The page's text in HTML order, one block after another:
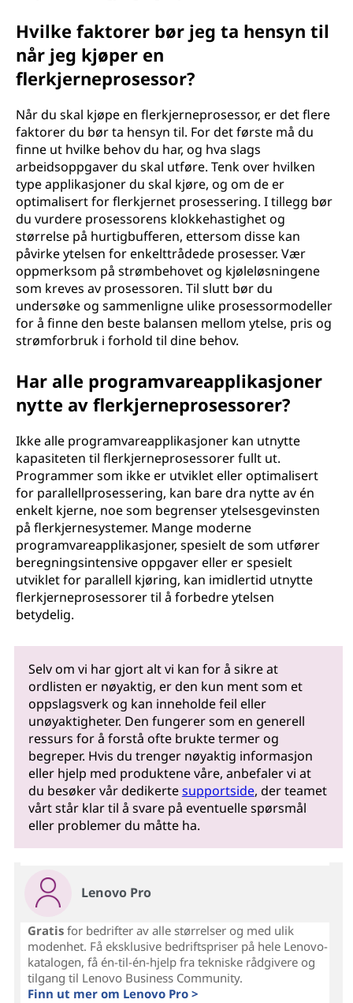
Hvilke faktorer bør jeg ta hensyn til
når jeg kjøper en
flerkjerneprosessor?
Når du skal kjøpe en flerkjerneprosessor, er det flere
faktorer du bør ta hensyn til. For det første må du
finne ut hvilke behov du har, og hva slags
arbeidsoppgaver du skal utføre. Tenk over hvilken
type applikasjoner du skal kjøre, og om de er
optimalisert for flerkjernet prosessering. I tillegg bør
du vurdere prosessorens klokkehastighet og
størrelse på hurtigbufferen, ettersom disse kan
påvirke ytelsen for enkelttrådede prosesser. Vær
oppmerksom på strømbehovet og kjøleløsningene
som kreves av prosessoren. Til slutt bør du
undersøke og sammenligne ulike prosessormodeller
for å finne den beste balansen mellom ytelse, pris og
strømforbruk i forhold til dine behov.
Har alle programvareapplikasjoner
nytte av flerkjerneprosessorer?
Ikke alle programvareapplikasjoner kan utnytte
kapasiteten til flerkjerneprosessorer fullt ut.
Programmer som ikke er utviklet eller optimalisert
for parallellprosessering, kan bare dra nytte av én
enkelt kjerne, noe som begrenser ytelsesgevinsten
på flerkjernesystemer. Mange moderne
programvareapplikasjoner, spesielt de som utfører
beregningsintensive oppgaver eller er spesielt
utviklet for parallell kjøring, kan imidlertid utnytte
flerkjerneprosessorer til å forbedre ytelsen
betydelig.
Selv om vi har gjort alt vi kan for å sikre at
ordlisten er nøyaktig, er den kun ment som et
oppslagsverk og kan inneholde feil eller
unøyaktigheter. Den fungerer som en generell
ressurs for å forstå ofte brukte termer og
begreper. Hvis du trenger nøyaktig informasjon
eller hjelp med produktene våre, anbefaler vi at
du besøker vår dedikertesupportside, der teamet
vårt står klar til å svare på eventuelle spørsmål
eller problemer du måtte ha.
Lenovo Pro
Gratisfor bedrifter av alle størrelser og med ulik
modenhet. Få eksklusive bedriftspriser på hele Lenovo-
katalogen, få én-til-én-hjelp fra tekniske rådgivere og
tilgang til Lenovo Business Community.
Finn ut mer om Lenovo Pro >